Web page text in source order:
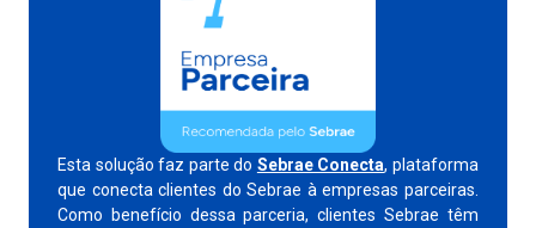
Esta solução faz parte do Sebrae Conecta, plataforma
que conecta clientes do Sebrae à empresas parceiras.
Como benefício dessa parceria, clientes Sebrae têm